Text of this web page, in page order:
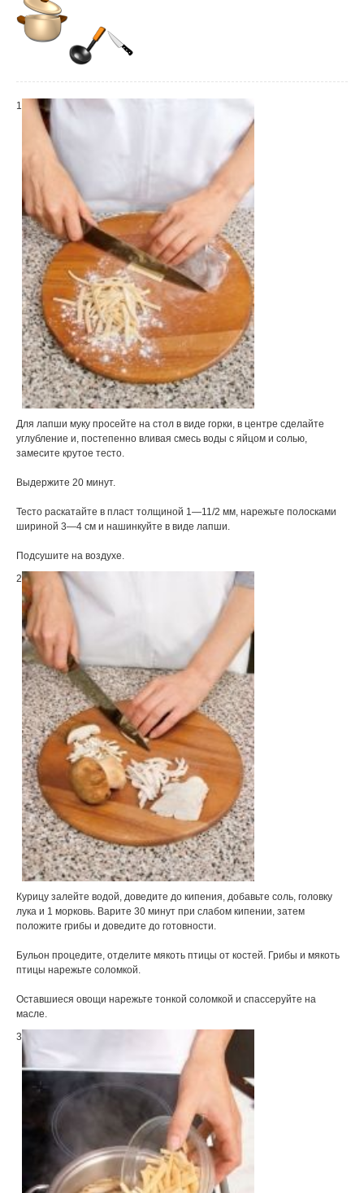
1
Для лапши муку просейте на стол в виде горки, в центре сделайте
углубление и, постепенно вливая смесь воды с яйцом и солью,
замесите крутое тесто.
Выдержите 20 минут.
Тесто раскатайте в пласт толщиной 1—11/2 мм, нарежьте полосками
шириной 3—4 см и нашинкуйте в виде лапши.
Подсушите на воздухе.
2
Курицу залейте водой, доведите до кипения, добавьте соль, головку
лука и 1 морковь. Варите 30 минут при слабом кипении, затем
положите грибы и доведите до готовности.
Бульон процедите, отделите мякоть птицы от костей. Грибы и мякоть
птицы нарежьте соломкой.
Оставшиеся овощи нарежьте тонкой соломкой и спассеруйте на
масле.
3